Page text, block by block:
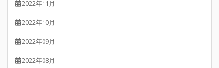
2022年11月
2022年10月
2022年09月
2022年08月